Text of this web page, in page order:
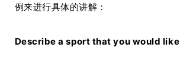
例来进行具体的讲解：
Describe a sport that you would